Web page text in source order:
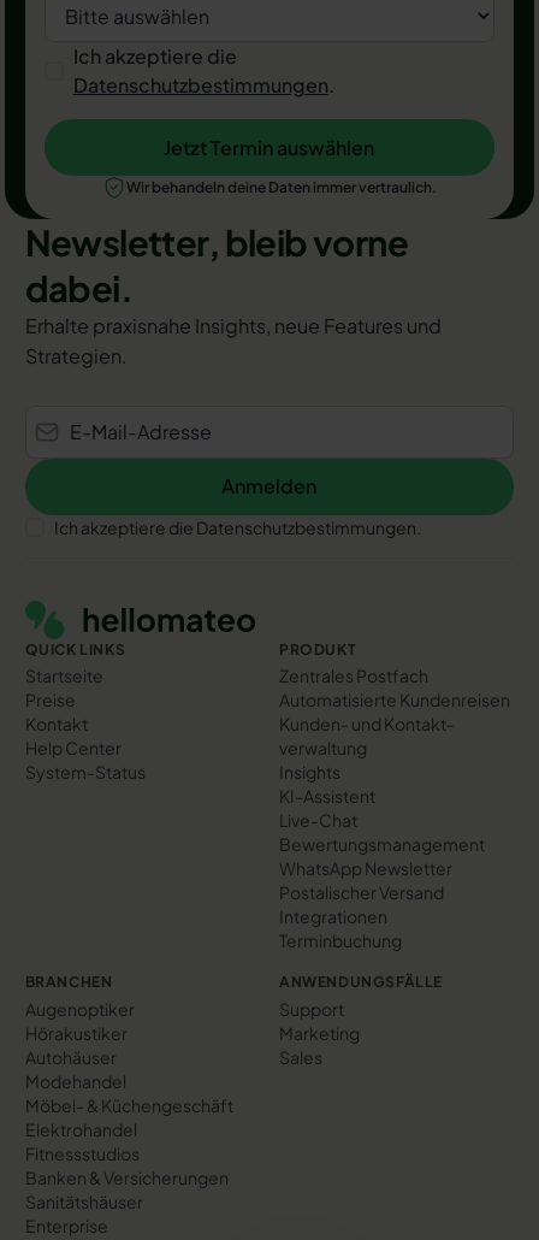
Ich akzeptiere die
Datenschutzbestimmungen.
Jetzt Termin auswählen
Jetzt Termin auswählen
Wir behandeln deine Daten immer vertraulich.
Newsletter, bleib vorne
dabei.
Erhalte praxisnahe Insights, neue Features und
Strategien.
Anmelden
Anmelden
Ich akzeptiere die Datenschutzbestimmungen.
QUICK LINKS
Startseite
Preise
Kontakt
Help Center
System-Status
PRODUKT
Zentrales Postfach
Automatisierte Kundenreisen
Kunden- und Kontakt­
verwaltung
Insights
KI-Assistent
Live-Chat
Bewertungs­management
WhatsApp Newsletter
Postalischer Versand
Integrationen
Terminbuchung
BRANCHEN
Augenoptiker
Hörakustiker
Autohäuser
Modehandel
Möbel- & Küchengeschäft
Elektrohandel
Fitnessstudios
Banken & Versicherungen
Sanitätshäuser
Enterprise
ANWENDUNGSFÄLLE
Support
Marketing
Sales